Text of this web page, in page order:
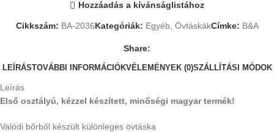
Hozzáadás a kívánságlistához
Cikkszám: BA-2036Kategóriák: Egyéb, ÖvtáskákCímke: B&A
Share:
LEÍRÁSTOVÁBBI INFORMÁCIÓKVÉLEMÉNYEK (0)SZÁLLÍTÁSI MÓDOK
Leírás
Első osztályú, kézzel készített, minőségi magyar termék!
Valódi bőrből készült különleges övtáska